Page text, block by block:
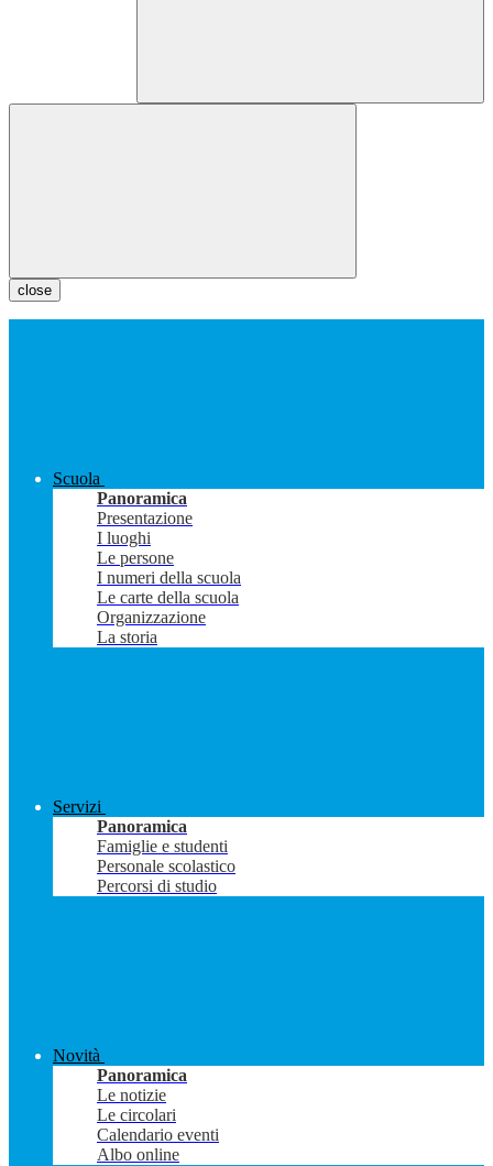
close
Scuola
Panoramica
Presentazione
I luoghi
Le persone
I numeri della scuola
Le carte della scuola
Organizzazione
La storia
Servizi
Panoramica
Famiglie e studenti
Personale scolastico
Percorsi di studio
Novità
Panoramica
Le notizie
Le circolari
Calendario eventi
Albo online